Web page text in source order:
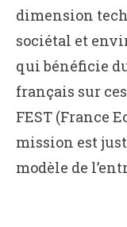
dimension
sociétal et
qui bénéficie
français sur
FEST (France
mission est
modèle de